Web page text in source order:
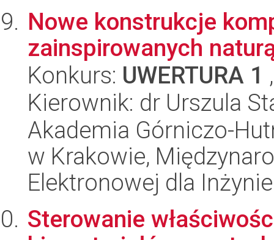
Nowe konstrukcje
zainspirowanych
Konkurs: UWERTURA 1
Kierownik: dr Urszula
Akademia Górniczo-
w Krakowie,
Elektronowej dla
Sterowanie